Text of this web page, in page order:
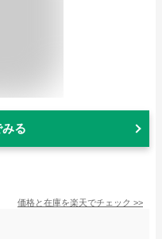
る
価格と在庫を楽天でチェック >>